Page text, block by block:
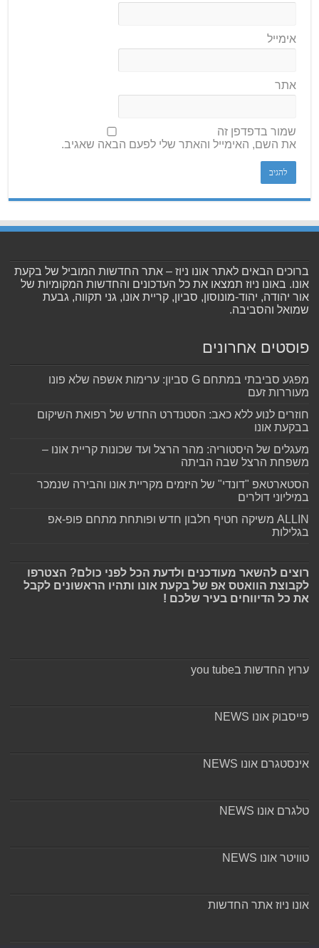
אימייל
אתר
שמור בדפדפן זה
את השם, האימייל והאתר שלי לפעם הבאה שאגיב.
ברוכים הבאים לאתר אונו ניוז – אתר החדשות המוביל של בקעת
אונו. באונו ניוז תמצאו את כל העדכונים והחדשות המקומיות של
אור יהודה, יהוד-מונוסון, סביון, קריית אונו, גני תקווה, גבעת
שמואל והסביבה.
פוסטים אחרונים
מפגע סביבתי במתחם G סביון: ערימות אשפה שלא פונו
מעוררות זעם
חוזרים לנוע ללא כאב: הסטנדרט החדש של רפואת השיקום
בבקעת אונו
מעגלים של היסטוריה: מהר הרצל ועד שכונות קריית אונו –
משפחת הרצל שבה הביתה
הסטארטאפ "דונדי" של היזמים מקריית אונו והבירה שנמכר
במיליוני דולרים
ALLIN משיקה חטיף חלבון חדש ופותחת מתחם פופ-אפ
בגלילות
רוצים להשאר מעודכנים ולדעת הכל לפני כולם? הצטרפו
לקבוצת הוואטס אפ של בקעת אונו ותהיו הראשונים לקבל
את כל הדיווחים בעיר שלכם !
ערוץ החדשות בyou tube
פייסבוק אונו NEWS
אינסטגרם אונו NEWS
טלגרם אונו NEWS
טוויטר אונו NEWS
אונו ניוז אתר החדשות